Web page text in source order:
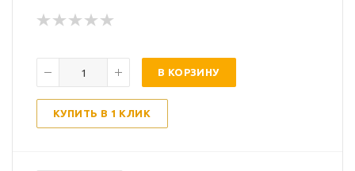
В КОРЗИНУ
КУПИТЬ В 1 КЛИК